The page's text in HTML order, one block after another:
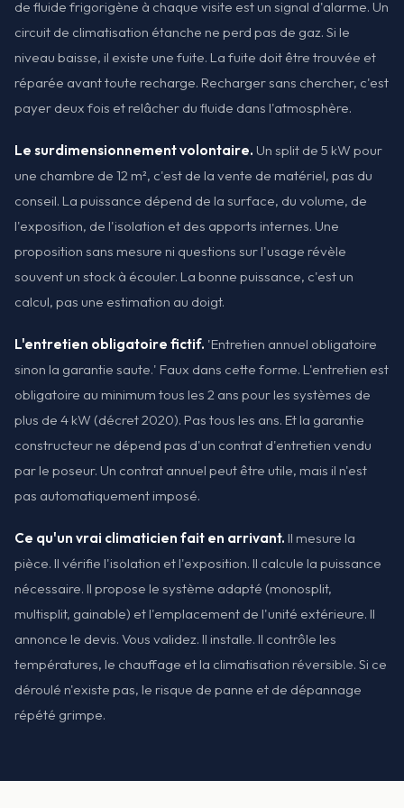
de fluide frigorigène à chaque visite est un signal d'alarme. Un
circuit de climatisation étanche ne perd pas de gaz. Si le
niveau baisse, il existe une fuite. La fuite doit être trouvée et
réparée avant toute recharge. Recharger sans chercher, c'est
payer deux fois et relâcher du fluide dans l'atmosphère.
Le surdimensionnement volontaire. Un split de 5 kW pour
une chambre de 12 m², c'est de la vente de matériel, pas du
conseil. La puissance dépend de la surface, du volume, de
l'exposition, de l'isolation et des apports internes. Une
proposition sans mesure ni questions sur l'usage révèle
souvent un stock à écouler. La bonne puissance, c'est un
calcul, pas une estimation au doigt.
L'entretien obligatoire fictif. 'Entretien annuel obligatoire
sinon la garantie saute.' Faux dans cette forme. L'entretien est
obligatoire au minimum tous les 2 ans pour les systèmes de
plus de 4 kW (décret 2020). Pas tous les ans. Et la garantie
constructeur ne dépend pas d'un contrat d'entretien vendu
par le poseur. Un contrat annuel peut être utile, mais il n'est
pas automatiquement imposé.
Ce qu'un vrai climaticien fait en arrivant. Il mesure la
pièce. Il vérifie l'isolation et l'exposition. Il calcule la puissance
nécessaire. Il propose le système adapté (monosplit,
multisplit, gainable) et l'emplacement de l'unité extérieure. Il
annonce le devis. Vous validez. Il installe. Il contrôle les
températures, le chauffage et la climatisation réversible. Si ce
déroulé n'existe pas, le risque de panne et de dépannage
répété grimpe.